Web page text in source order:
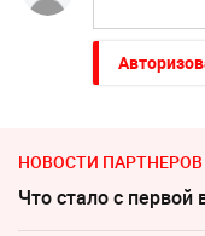
НОВОСТИ ПАРТНЕРОВ
Что стало с первой